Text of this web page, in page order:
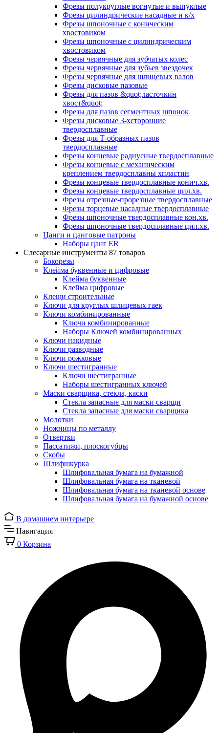
Фрезы полукруглые вогнутые и выпуклые
Фрезы цилиндрические насадные и к/х
Фрезы шпоночные с коническим
хвостовиком
Фрезы шпоночные с цилиндрическим
хвостовиком
Фрезы червячные для зубчатых колес
Фрезы червячные для зубьев звездочек
Фрезы червячные для шлицевых валов
Фрезы дисковые пазовые
Фрезы для пазов &quot;ласточкин
хвост&quot;
Фрезы для пазов сегментных шпонок
Фрезы дисковые 3-хсторонние
твердосплавные
Фрезы для Т-образных пазов
твердосплавные
Фрезы концевые радиусные твердосплавные
Фрезы концевые с механическим
креплением твердосплавны хпластин
Фрезы концевые твердосплавные конич.хв.
Фрезы концевые твердосплавные цил.хв.
Фрезы отрезные-прорезные твердосплавные
Фрезы торцевые насадные твердосплавные
Фрезы шпоночные твердосплавные кон.хв.
Фрезы шпоночные твердосплавные цил.хв.
Цанги и цанговые патроны
Наборы цанг ER
Слесарные инструменты 87 товаров
Бокорезы
Клейма буквенные и цифровые
Клейма буквенные
Клейма цифровые
Клещи строительные
Ключи для круглых шлицевых гаек
Ключи комбинированные
Ключи комбинированные
Наборы Ключей комбинированных
Ключи накидные
Ключи разводные
Ключи рожковые
Ключи шестигранные
Ключи шестигранные
Наборы шестигранных ключей
Маски сварщика, стекла, каски
Стекла запасные для маски сварщи
Стекла запасные для маски сварщика
Молотки
Ножницы по металлу
Отвертки
Пассатижи, плоскогубцы
Скобы
Шлифшкурка
Шлифовальная бумага на бумажной
Шлифовальная бумага на тканевой
Шлифовальная бумага на тканевой основе
Шлифовальная бумага на бумажной основе
В домашнем интерьере
Навигация
0 Корзина